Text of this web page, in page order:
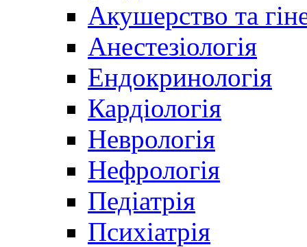
Акушерство та
Анестезіологія
Ендокринологія
Кардіологія
Неврологія
Нефрологія
Педіатрія
Психіатрія